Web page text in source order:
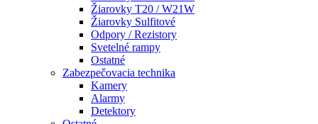
Žiarovky T20 / W21W
Žiarovky Sulfitové
Odpory / Rezistory
Svetelné rampy
Ostatné
Zabezpečovacia technika
Kamery
Alarmy
Detektory